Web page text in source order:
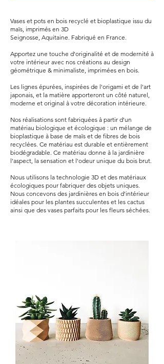
Vases et pots en bois recyclé et bioplastique issu du
maïs, imprimés en 3D
Seignosse, Aquitaine. Fabriqué en France.
Apportez une touche d'originalité et de modernité à
votre intérieur avec nos créations au design
géométrique & minimaliste, imprimées en bois.
Les lignes épurées, inspirées de l'origami et de l'art
japonais, et la matière apporteront un côté naturel,
moderne et original à votre décoration intérieure.
Nos réalisations sont fabriquées à partir d'un
matériau biologique et écologique : un mélange de
bioplastique à base de maïs et de fibres de bois
recyclées. Ce matériau est durable et entièrement
biodégradable. Ce matériau donne à la jardinière
l'aspect, la sensation et l'odeur unique du bois brut.
Nous utilisons la technologie 3D et des matériaux
écologiques pour fabriquer des objets uniques.
Nous concevons des jardinières en bois d'intérieur
idéales pour les plantes succulentes et les cactus
ainsi que des vases parfaits pour les fleurs séchées.